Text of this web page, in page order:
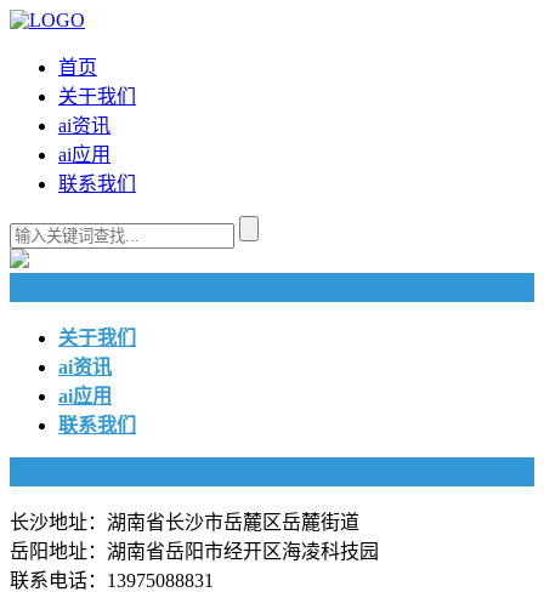
首页
关于我们
ai资讯
ai应用
联系我们
关于我们
ai资讯
ai应用
联系我们
长沙地址：湖南省长沙市岳麓区岳麓街道
岳阳地址：湖南省岳阳市经开区海凌科技园
联系电话：13975088831